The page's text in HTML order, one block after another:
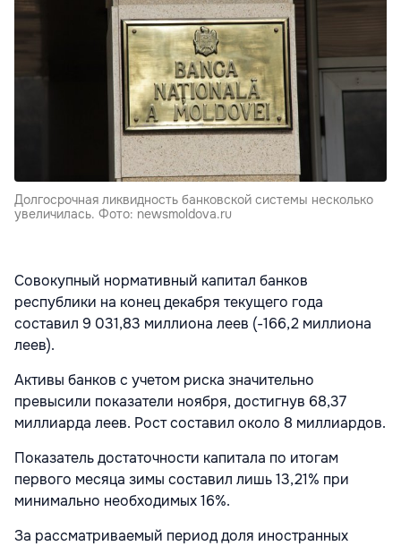
Долгосрочная ликвидность банковской системы несколько
увеличилась. Фото: newsmoldova.ru
Совокупный нормативный капитал банков
республики на конец декабря текущего года
составил 9 031,83 миллиона леев (-166,2 миллиона
леев).
Активы банков с учетом риска значительно
превысили показатели ноября, достигнув 68,37
миллиарда леев. Рост составил около 8 миллиардов.
Показатель достаточности капитала по итогам
первого месяца зимы составил лишь 13,21% при
минимально необходимых 16%.
За рассматриваемый период доля иностранных